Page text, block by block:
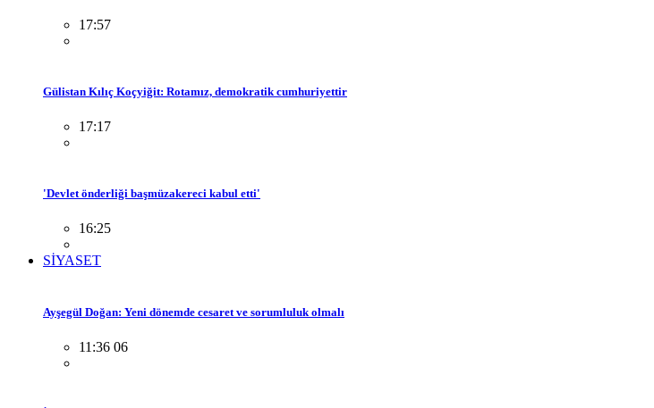
17:57
Gülistan Kılıç Koçyiğit: Rotamız, demokratik cumhuriyettir
17:17
'Devlet önderliği başmüzakereci kabul etti'
16:25
SİYASET
Ayşegül Doğan: Yeni dönemde cesaret ve sorumluluk olmalı
11:36 06